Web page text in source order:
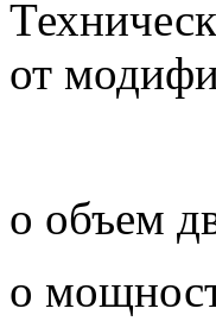
от
o объем
o